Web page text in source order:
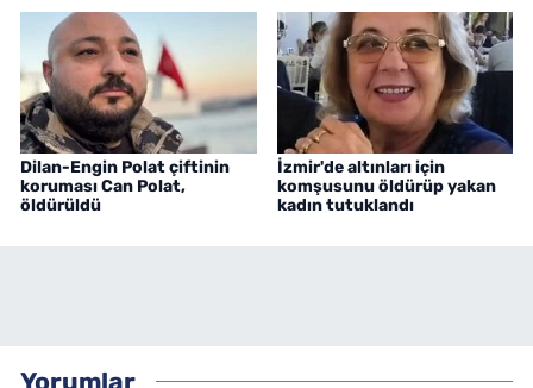
Dilan-Engin Polat çiftinin
koruması Can Polat,
öldürüldü
İzmir'de altınları için
komşusunu öldürüp yakan
kadın tutuklandı
Yorumlar